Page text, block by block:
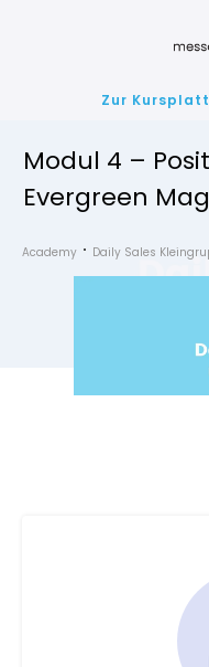
Zur
Modul 4 –
Evergreen
Academy Daily Sales